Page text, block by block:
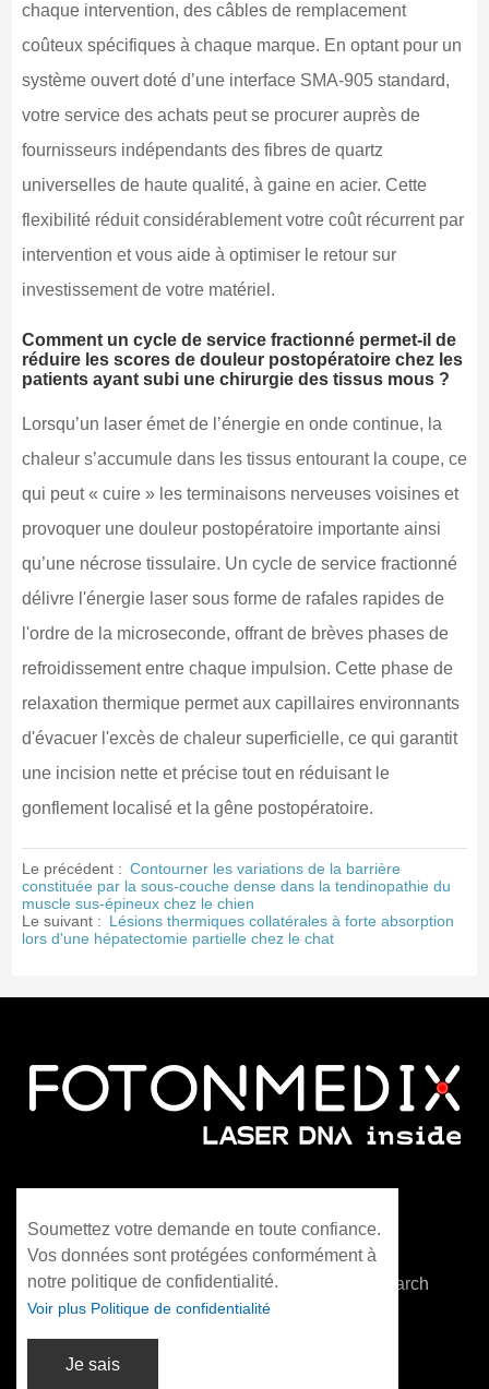
chaque intervention, des câbles de remplacement
coûteux spécifiques à chaque marque. En optant pour un
système ouvert doté d’une interface SMA-905 standard,
votre service des achats peut se procurer auprès de
fournisseurs indépendants des fibres de quartz
universelles de haute qualité, à gaine en acier. Cette
flexibilité réduit considérablement votre coût récurrent par
intervention et vous aide à optimiser le retour sur
investissement de votre matériel.
Comment un cycle de service fractionné permet-il de
réduire les scores de douleur postopératoire chez les
patients ayant subi une chirurgie des tissus mous ?
Lorsqu’un laser émet de l’énergie en onde continue, la
chaleur s’accumule dans les tissus entourant la coupe, ce
qui peut « cuire » les terminaisons nerveuses voisines et
provoquer une douleur postopératoire importante ainsi
qu’une nécrose tissulaire. Un cycle de service fractionné
délivre l'énergie laser sous forme de rafales rapides de
l'ordre de la microseconde, offrant de brèves phases de
refroidissement entre chaque impulsion. Cette phase de
relaxation thermique permet aux capillaires environnants
d'évacuer l'excès de chaleur superficielle, ce qui garantit
une incision nette et précise tout en réduisant le
gonflement localisé et la gêne postopératoire.
Le précédent : Contourner les variations de la barrière
constituée par la sous-couche dense dans la tendinopathie du
muscle sus-épineux chez le chien
Le suivant : Lésions thermiques collatérales à forte absorption
lors d'une hépatectomie partielle chez le chat
4F, Building C, Cross-strait Tsinghua Research
Institute, Xiamen, Fujian, Chine
Soumettez votre demande en toute confiance.
Vos données sont protégées conformément à
notre politique de confidentialité.
Voir plus Politique de confidentialité
Je sais